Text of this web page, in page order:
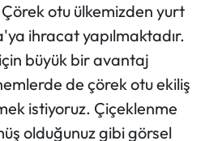
otu ülkemizden yurt
ihracat yapılmaktadır.
büyük bir avantaj
de çörek otu ekiliş
istiyoruz. Çiçeklenme
olduğunuz gibi görsel